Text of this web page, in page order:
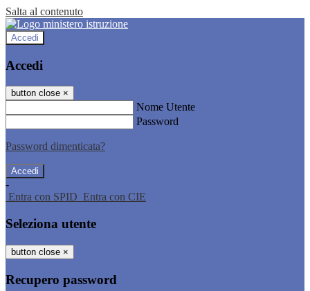
Salta al contenuto
Accedi
Accedi
button close ×
Nome Utente
Password
Password dimenticata?
-
Entra con SPID Entra con CIE
Seleziona utente
button close ×
Recupero password